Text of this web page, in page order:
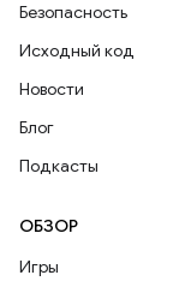
Безопасность
Исходный код
Новости
Блог
Подкасты
ОБЗОР
Игры